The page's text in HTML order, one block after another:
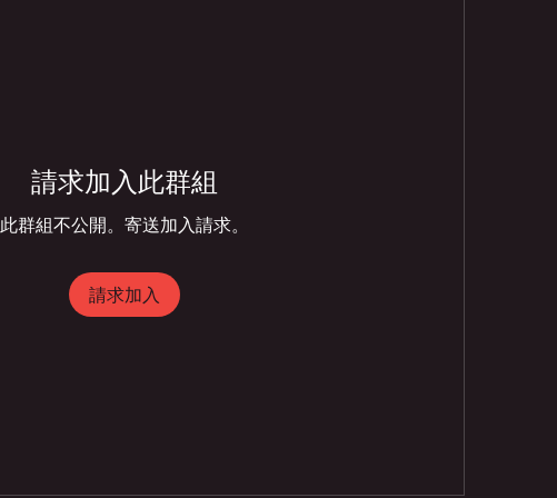
請求加入此群組
此群組不公開。寄送加入請求。
請求加入